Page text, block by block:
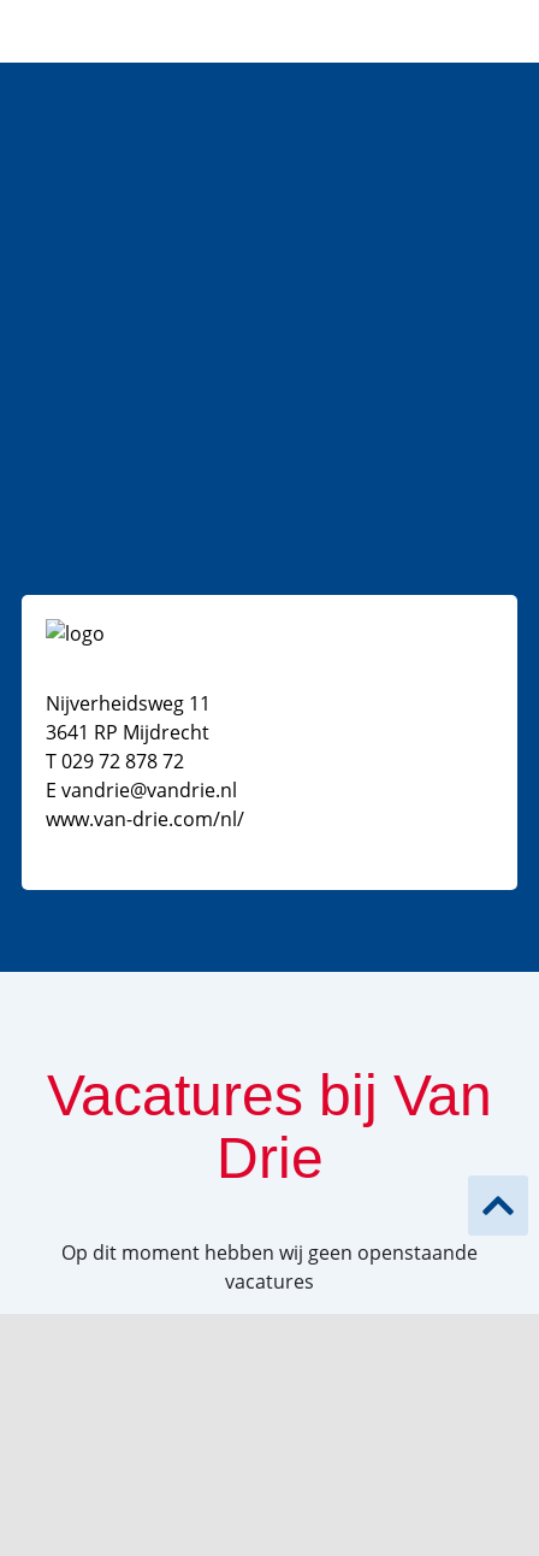
Nijverheidsweg 11
3641 RP Mijdrecht
T 029 72 878 72
E vandrie@vandrie.nl
www.van-drie.com/nl/
Vacatures bij Van
Drie
Op dit moment hebben wij geen openstaande
vacatures